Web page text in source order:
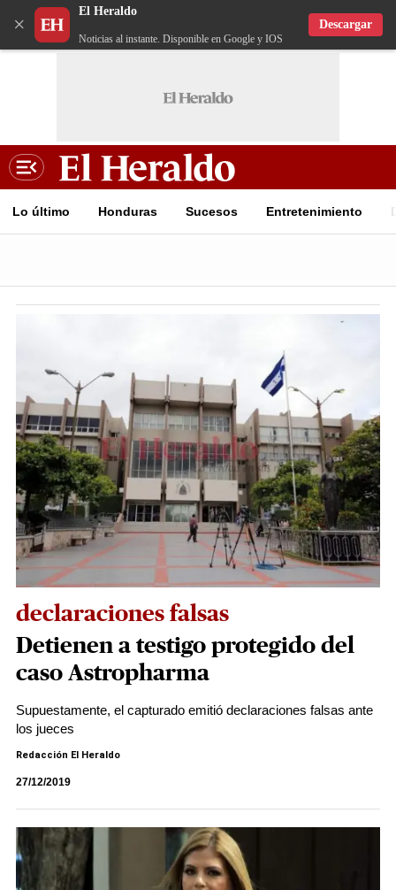
×
El Heraldo
Noticias al instante. Disponible en Google y IOS
Descargar
Lo último Honduras Sucesos Entretenimiento
declaraciones falsas
Detienen a testigo protegido del
caso Astropharma
Supuestamente, el capturado emitió declaraciones falsas ante
los jueces
Redacción El Heraldo
27/12/2019